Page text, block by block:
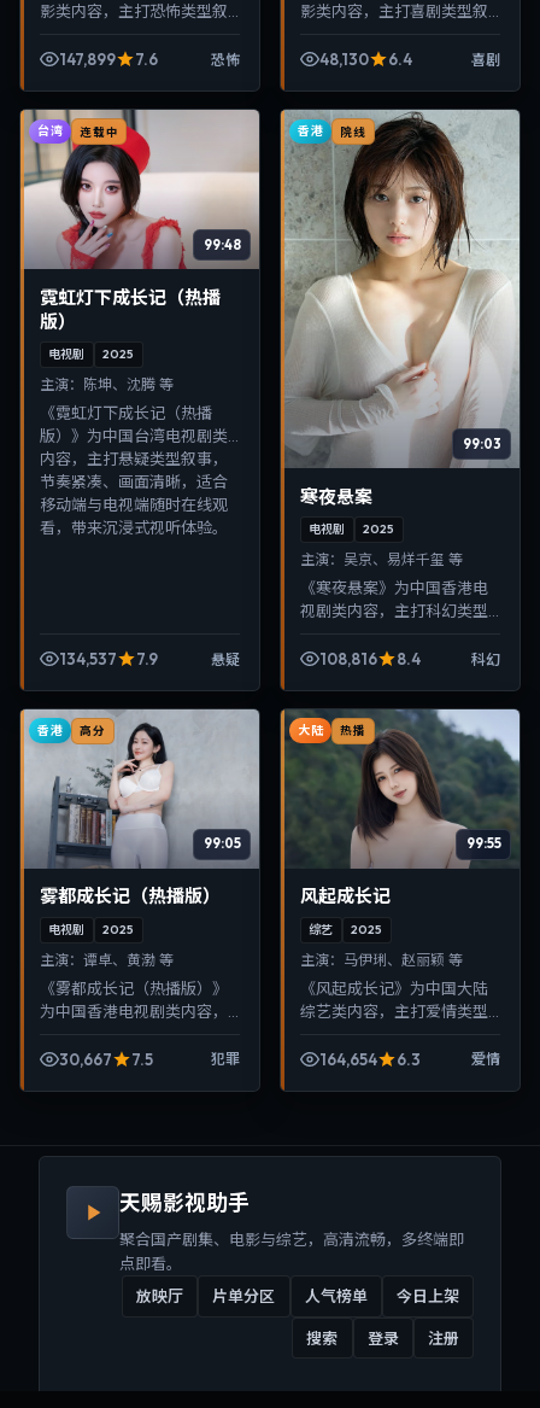
影类内容，主打恐怖类型叙
适合移动端与电视端随时在
147,899 7.6 恐怖
影类内容，主打喜剧类型叙
适合移动端与电视端随时在
48,130 6.4 喜剧
台湾 连载中
99:48
霓虹灯下成长记（热播
版）
电视剧 2025
主演： 陈坤、沈腾 等
《霓虹灯下成长记（热播
版）》为中国台湾电视剧类
内容，主打悬疑类型叙事，
节奏紧凑、画面清晰，适合
移动端与电视端随时在线观
看，带来沉浸式视听体验。
134,537 7.9 悬疑
香港 院线
99:03
寒夜悬案
电视剧 2025
主演： 吴京、易烊千玺 等
《寒夜悬案》为中国香港电
视剧类内容，主打科幻类型
晰，适合移动端与电视端随
108,816 8.4 科幻
香港 高分
99:05
雾都成长记（热播版）
电视剧 2025
主演： 谭卓、黄渤 等
《雾都成长记（热播版）》
为中国香港电视剧类内容，
凑、画面清晰，适合移动端
30,667 7.5 犯罪
大陆 热播
99:55
风起成长记
综艺 2025
主演： 马伊琍、赵丽颖 等
《风起成长记》为中国大陆
综艺类内容，主打爱情类型
晰，适合移动端与电视端随
164,654 6.3 爱情
天赐影视助手
聚合国产剧集、电影与综艺，高清流畅，多终端即
点即看。
放映厅
片单分区 人气榜单 今日上架
搜索 登录 注册